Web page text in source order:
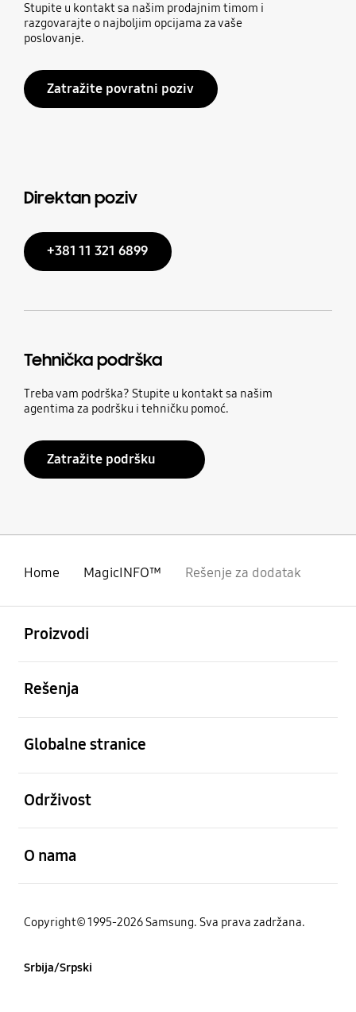
Stupite u kontakt sa našim prodajnim timom i
razgovarajte o najboljim opcijama za vaše
poslovanje.
Zatražite povratni poziv
Direktan poziv
+381 11 321 6899
Tehnička podrška
Treba vam podrška? Stupite u kontakt sa našim
agentima za podršku i tehničku pomoć.
Zatražite podršku
Home MagicINFO™ Rešenje za dodatak
Proizvodi
Rešenja
Globalne stranice
Održivost
O nama
Copyright© 1995-2026 Samsung. Sva prava zadržana.
Srbija/Srpski